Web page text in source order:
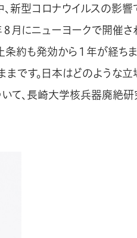
、新型コロナウイルスの影
月にニューヨークで開催
約も発効から１年が経ち
まです。日本はどのような
て、長崎大学核兵器廃絶